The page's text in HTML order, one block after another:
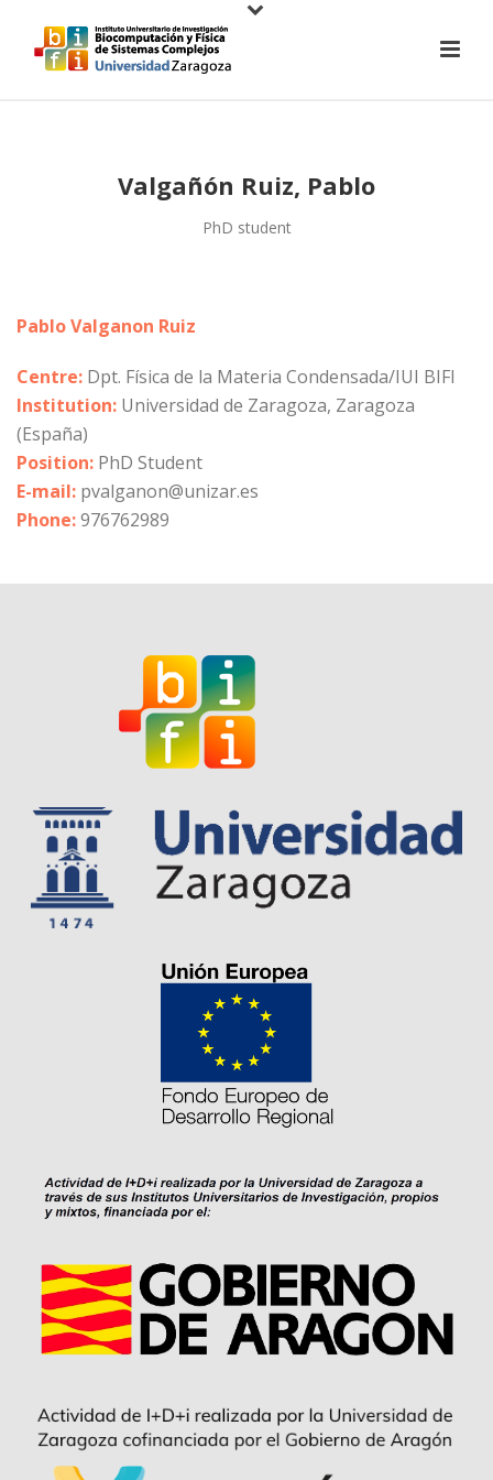
Valgañón Ruiz, Pablo
PhD student
Pablo Valganon Ruiz
Centre: Dpt. Física de la Materia Condensada/IUI BIFI
Institution: Universidad de Zaragoza, Zaragoza
(España)
Position: PhD Student
E-mail: pvalganon@unizar.es
Phone:976762989